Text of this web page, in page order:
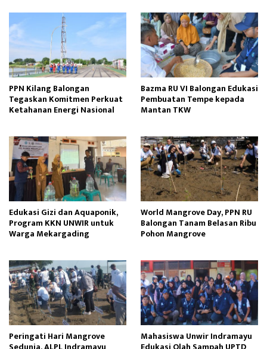
PPN Kilang Balongan
Tegaskan Komitmen Perkuat
Ketahanan Energi Nasional
Bazma RU VI Balongan Edukasi
Pembuatan Tempe kepada
Mantan TKW
Edukasi Gizi dan Aquaponik,
Program KKN UNWIR untuk
Warga Mekargading
World Mangrove Day, PPN RU
Balongan Tanam Belasan Ribu
Pohon Mangrove
Peringati Hari Mangrove Mahasiswa Unwir Indramayu